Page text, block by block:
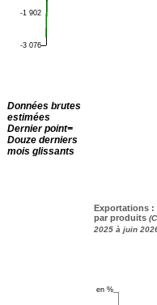
Données brutes
estimées
Dernier point=
Douze derniers
mois glissants
Exportations :
par produits
2025 à juin